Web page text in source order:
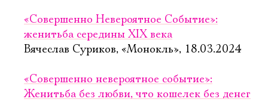
«Совершенно Невероятное Событие»:
женитьба середины XIX века
Вячеслав Суриков, «Монокль», 18.03.2024
«Совершенно невероятное событие»:
Женитьба без любви, что кошелек без денег